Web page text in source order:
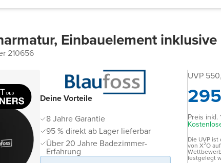
Einbauelement inklusive
210656
Deine Vorteile
8 Jahre Garantie
95 % direkt ab Lager lieferbar
Über 20 Jahre Badezimmer-
Erfahrung
UVP
Preis inkl.
Die UVP
von X²O
festgelegt